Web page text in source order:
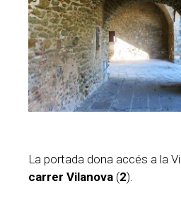
La portada dona accés a la
carrer Vilanova (2).